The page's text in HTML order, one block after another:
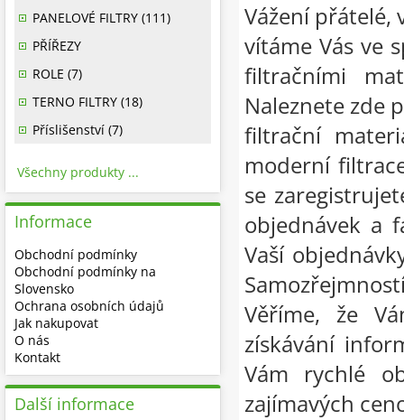
Vážení přátelé,
vítáme Vás ve
filtračními
Naleznete zde
filtrační
moderní
se
objednávek a
Vaší
Věříme, že
získávání
Vám rychlé
zajímavých
PANELOVÉ FILTRY (111)
PŘÍŘEZY
ROLE (7)
TERNO FILTRY (18)
Příslišenství (7)
Všechny produkty ...
Informace
Obchodní podmínky
Obchodní podmínky na
Slovensko
Ochrana osobních údajů
Jak nakupovat
O nás
Kontakt
Další informace